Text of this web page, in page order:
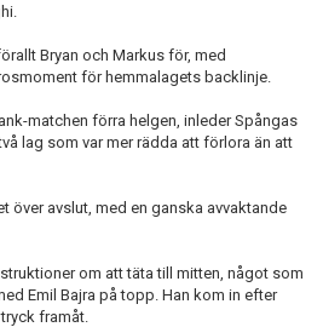
Bryan och Markus för, med
för hemmalagets backlinje.
matchen förra helgen, inleder Spångas
lag som var mer rädda att förlora än att
över avslut, med en ganska avvaktande
om att täta till mitten, något som
Emil Bajra på topp. Han kom in efter
framåt.